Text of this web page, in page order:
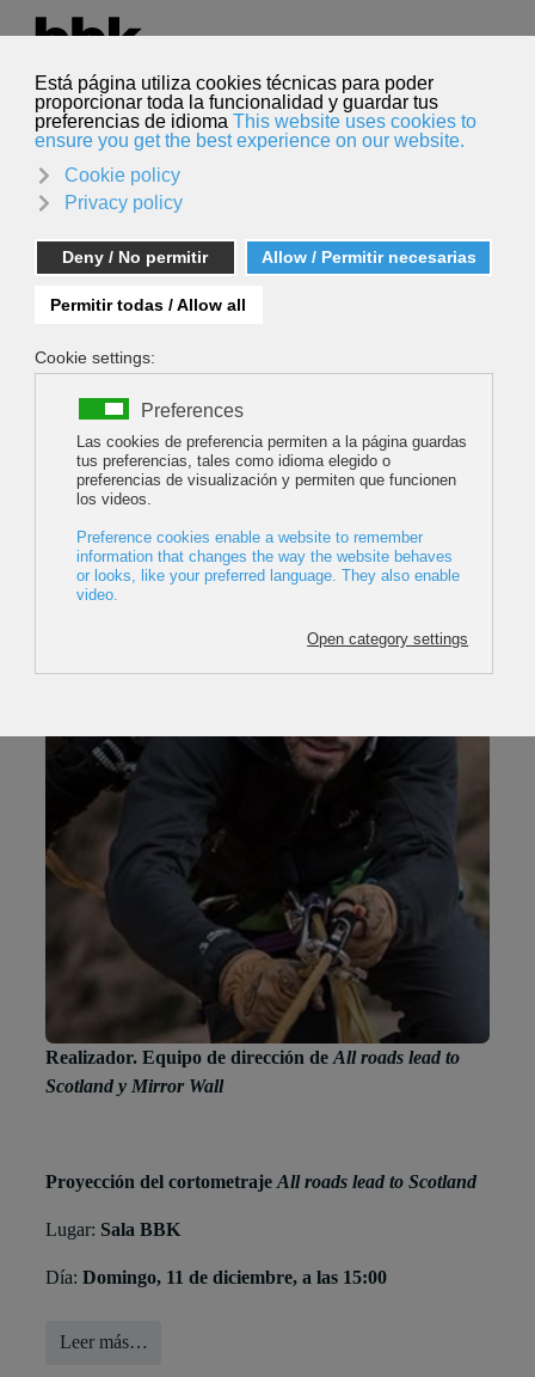
Seleccione su idioma
Español
Buscar
Adrian Samarra
Realizador. Equipo de dirección de All roads lead to
Scotland y Mirror Wall
Proyección del cortometraje All roads lead to Scotland
Lugar: Sala BBK
Día: Domingo, 11 de diciembre, a las 15:00
Leer más…